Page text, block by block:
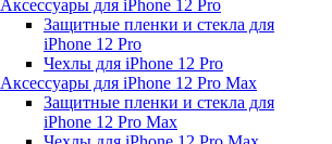
Аксессуары для iPhone 12 Pro
Защитные пленки и стекла для
iPhone 12 Pro
Чехлы для iPhone 12 Pro
Аксессуары для iPhone 12 Pro Max
Защитные пленки и стекла для
iPhone 12 Pro Max